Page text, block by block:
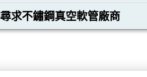
尋求不鏽鋼真空軟管廠商